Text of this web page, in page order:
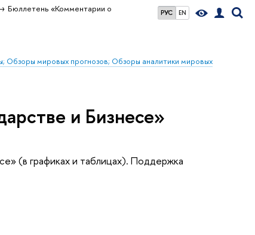
РУС EN
Бюллетень «Комментарии о
Обзоры мировых прогнозов; Обзоры аналитики мировых
и Бизнесе»
(в графиках и таблицах). Поддержка